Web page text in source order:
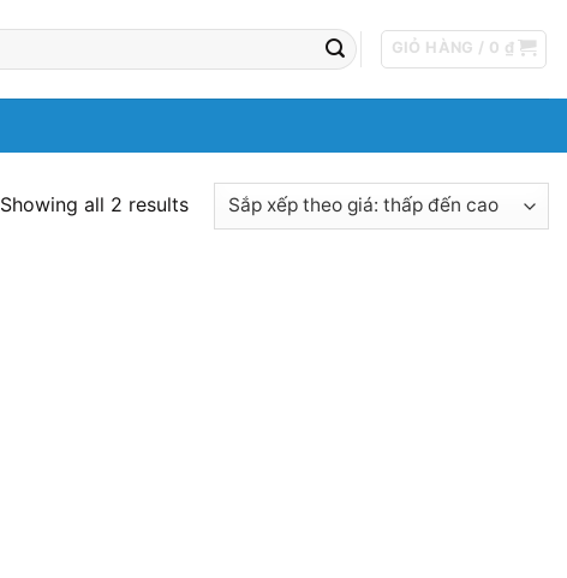
GIỎ HÀNG / 0 ₫
Showing all 2 results